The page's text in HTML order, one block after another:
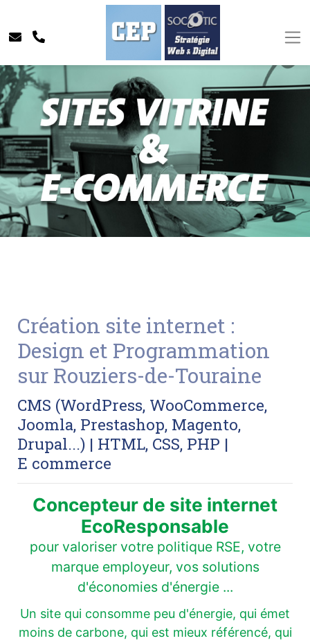
Création site internet :
Design et Programmation
sur Rouziers-de-Touraine
CMS (WordPress, WooCommerce,
Joomla, Prestashop, Magento,
Drupal...) | HTML, CSS, PHP |
E commerce
Concepteur de site internet
EcoResponsable
pour valoriser votre politique RSE, votre
marque employeur, vos solutions
d'économies d'énergie ...
Un site qui consomme peu d'énergie, qui émet
moins de carbone, qui est mieux référencé, qui